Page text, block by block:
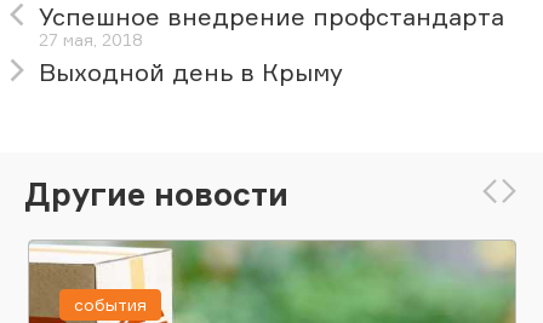
Успешное внедрение профстандарта
27 мая, 2018
Выходной день в Крыму
Другие новости
события